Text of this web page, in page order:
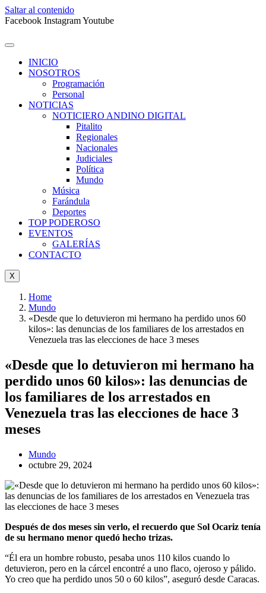
Saltar al contenido
Facebook InstagramYoutube
INICIO
NOSOTROS
Programación
Personal
NOTICIAS
NOTICIERO ANDINO DIGITAL
Pitalito
Regionales
Nacionales
Judiciales
Política
Mundo
Música
Farándula
Deportes
TOP PODEROSO
EVENTOS
GALERÍAS
CONTACTO
X
Home
Mundo
«Desde que lo detuvieron mi hermano ha perdido unos 60
kilos»: las denuncias de los familiares de los arrestados en
Venezuela tras las elecciones de hace 3 meses
«Desde que lo detuvieron mi hermano ha
perdido unos 60 kilos»: las denuncias de
los familiares de los arrestados en
Venezuela tras las elecciones de hace 3
meses
Mundo
octubre 29, 2024
Después de dos meses sin verlo, el recuerdo que Sol Ocariz tenía
de su hermano menor quedó hecho trizas.
“Él era un hombre robusto, pesaba unos 110 kilos cuando lo
detuvieron, pero en la cárcel encontré a uno flaco, ojeroso y pálido.
Yo creo que ha perdido unos 50 o 60 kilos”, aseguró desde Caracas.